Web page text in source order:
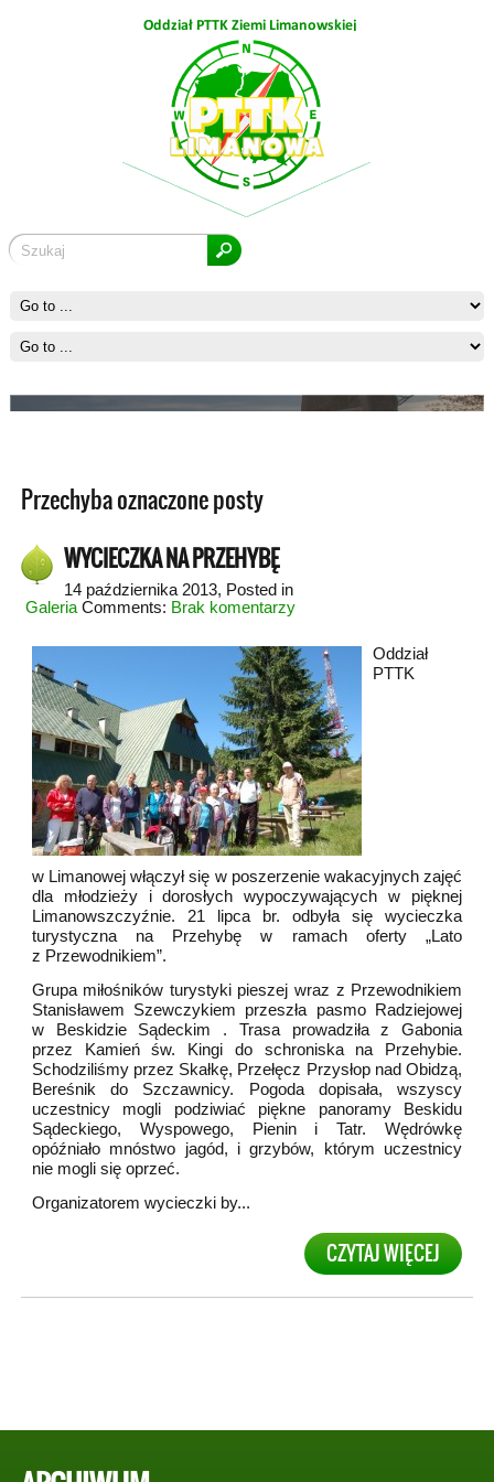
Przechyba oznaczone posty
WYCIECZKA NA PRZEHYBĘ
14 października 2013, Posted in
GaleriaComments: Brak komentarzy
Oddział
PTTK
w Limanowej włączył się w poszerzenie wakacyjnych zajęć
dla młodzieży i dorosłych wypoczywających w pięknej
Limanowszczyźnie. 21 lipca br. odbyła się wycieczka
turystyczna na Przehybę w ramach oferty „Lato
z Przewodnikiem”.
Grupa miłośników turystyki pieszej wraz z Przewodnikiem
Stanisławem Szewczykiem przeszła pasmo Radziejowej
w Beskidzie Sądeckim . Trasa prowadziła z Gabonia
przez Kamień św. Kingi do schroniska na Przehybie.
Schodziliśmy przez Skałkę, Przełęcz Przysłop nad Obidzą,
Bereśnik do Szczawnicy. Pogoda dopisała, wszyscy
uczestnicy mogli podziwiać piękne panoramy Beskidu
Sądeckiego, Wyspowego, Pienin i Tatr. Wędrówkę
opóźniało mnóstwo jagód, i grzybów, którym uczestnicy
nie mogli się oprzeć.
Organizatorem wycieczki by...
CZYTAJ WIĘCEJ